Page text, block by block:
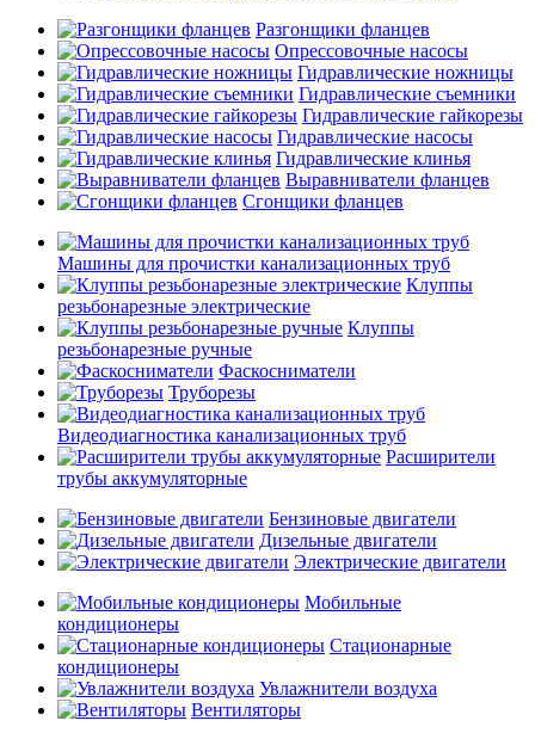
Разгонщики фланцев
Опрессовочные насосы
Гидравлические ножницы
Гидравлические съемники
Гидравлические гайкорезы
Гидравлические насосы
Гидравлические клинья
Выравниватели фланцев
Сгонщики фланцев
Машины для прочистки канализационных труб
Клуппы
резьбонарезные электрические
Клуппы
резьбонарезные ручные
Фаскосниматели
Труборезы
Видеодиагностика канализационных труб
Расширители
трубы аккумуляторные
Бензиновые двигатели
Дизельные двигатели
Электрические двигатели
Мобильные
кондиционеры
Стационарные
кондиционеры
Увлажнители воздуха
Вентиляторы